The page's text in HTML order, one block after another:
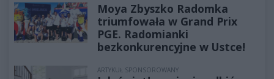
Moya Zbyszko Radomka
triumfowała w Grand Prix
PGE. Radomianki
bezkonkurencyjne w Ustce!
ARTYKUŁ SPONSOROWANY